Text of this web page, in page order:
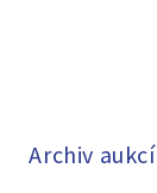
Archiv aukcí